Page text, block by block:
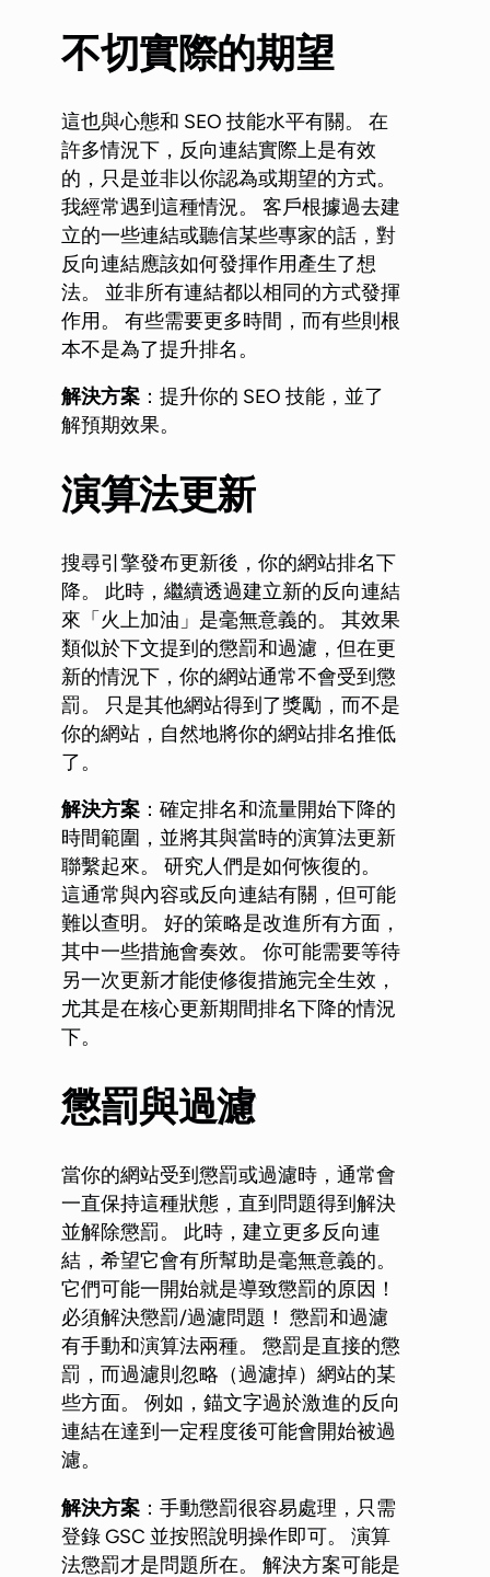
不切實際的期望
這也與心態和 SEO 技能水平有關。 在
許多情況下，反向連結實際上是有效
的，只是並非以你認為或期望的方式。
我經常遇到這種情況。 客戶根據過去建
立的一些連結或聽信某些專家的話，對
反向連結應該如何發揮作用產生了想
法。 並非所有連結都以相同的方式發揮
作用。 有些需要更多時間，而有些則根
本不是為了提升排名。
解決方案 ：提升你的 SEO 技能，並了
解預期效果。
演算法更新
搜尋引擎發布更新後，你的網站排名下
降。 此時，繼續透過建立新的反向連結
來「火上加油」是毫無意義的。 其效果
類似於下文提到的懲罰和過濾，但在更
新的情況下，你的網站通常不會受到懲
罰。 只是其他網站得到了獎勵，而不是
你的網站，自然地將你的網站排名推低
了。
解決方案 ：確定排名和流量開始下降的
時間範圍，並將其與當時的演算法更新
聯繫起來。 研究人們是如何恢復的。
這通常與內容或反向連結有關，但可能
難以查明。 好的策略是改進所有方面，
其中一些措施會奏效。 你可能需要等待
另一次更新才能使修復措施完全生效，
尤其是在核心更新期間排名下降的情況
下。
懲罰與過濾
當你的網站受到懲罰或過濾時，通常會
一直保持這種狀態，直到問題得到解決
並解除懲罰。 此時，建立更多反向連
結，希望它會有所幫助是毫無意義的。
它們可能一開始就是導致懲罰的原因！
必須解決懲罰/過濾問題！ 懲罰和過濾
有手動和演算法兩種。 懲罰是直接的懲
罰，而過濾則忽略（過濾掉）網站的某
些方面。 例如，錨文字過於激進的反向
連結在達到一定程度後可能會開始被過
濾。
解決方案 ：手動懲罰很容易處理，只需
登錄 GSC 並按照說明操作即可。 演算
法懲罰才是問題所在。 解決方案可能是